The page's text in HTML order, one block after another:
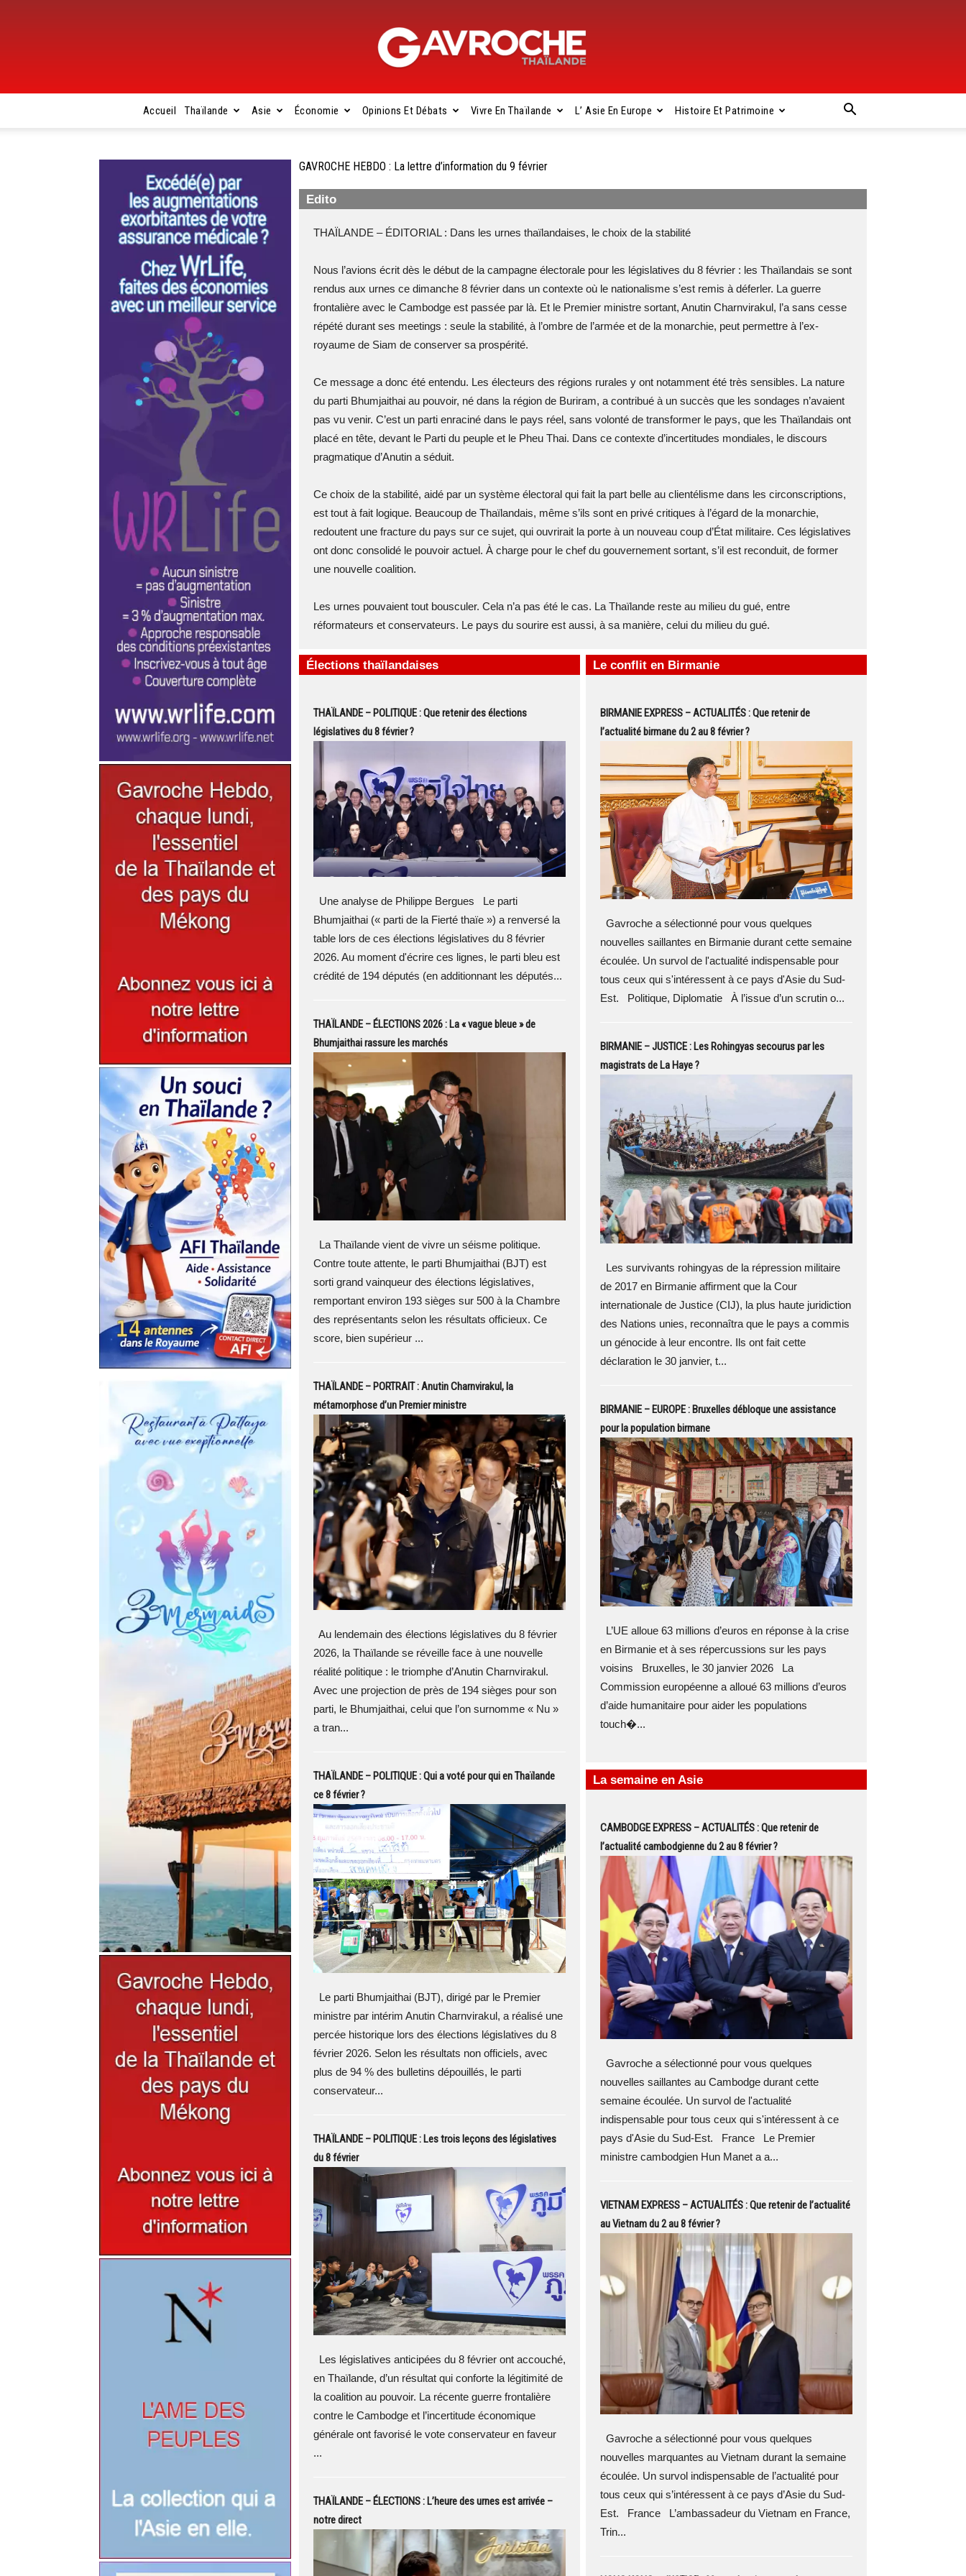
Gavroche
Thaïlande
Accueil Thaïlande Asie Économie Opinions Et Débats Vivre En Thaïlande L’ Asie En Europe Histoire Et Patrimoine
GAVROCHE HEBDO : La lettre d’information du 9 février
Edito
THAÏLANDE – ÉDITORIAL : Dans les urnes thaïlandaises, le choix de la stabilité
Nous l’avions écrit dès le début de la campagne électorale pour les législatives du 8 février : les Thaïlandais se sont
rendus aux urnes ce dimanche 8 février dans un contexte où le nationalisme s’est remis à déferler. La guerre
frontalière avec le Cambodge est passée par là. Et le Premier ministre sortant, Anutin Charnvirakul, l’a sans cesse
répété durant ses meetings : seule la stabilité, à l’ombre de l’armée et de la monarchie, peut permettre à l’ex-
royaume de Siam de conserver sa prospérité.
Ce message a donc été entendu. Les électeurs des régions rurales y ont notamment été très sensibles. La nature
du parti Bhumjaithai au pouvoir, né dans la région de Buriram, a contribué à un succès que les sondages n’avaient
pas vu venir. C’est un parti enraciné dans le pays réel, sans volonté de transformer le pays, que les Thaïlandais ont
placé en tête, devant le Parti du peuple et le Pheu Thai. Dans ce contexte d’incertitudes mondiales, le discours
pragmatique d’Anutin a séduit.
Ce choix de la stabilité, aidé par un système électoral qui fait la part belle au clientélisme dans les circonscriptions,
est tout à fait logique. Beaucoup de Thaïlandais, même s’ils sont en privé critiques à l’égard de la monarchie,
redoutent une fracture du pays sur ce sujet, qui ouvrirait la porte à un nouveau coup d’État militaire. Ces législatives
ont donc consolidé le pouvoir actuel. À charge pour le chef du gouvernement sortant, s’il est reconduit, de former
une nouvelle coalition.
Les urnes pouvaient tout bousculer. Cela n’a pas été le cas. La Thaïlande reste au milieu du gué, entre
réformateurs et conservateurs. Le pays du sourire est aussi, à sa manière, celui du milieu du gué.
Élections thaïlandaises
THAÏLANDE – POLITIQUE : Que retenir des élections
législatives du 8 février ?
Une analyse de Philippe Bergues Le parti
Bhumjaithai (« parti de la Fierté thaïe ») a renversé la
table lors de ces élections législatives du 8 février
2026. Au moment d'écrire ces lignes, le parti bleu est
crédité de 194 députés (en additionnant les députés...
THAÏLANDE – ÉLECTIONS 2026 : La « vague bleue » de
Bhumjaithai rassure les marchés
La Thaïlande vient de vivre un séisme politique.
Contre toute attente, le parti Bhumjaithai (BJT) est
sorti grand vainqueur des élections législatives,
remportant environ 193 sièges sur 500 à la Chambre
des représentants selon les résultats officieux. Ce
score, bien supérieur ...
THAÏLANDE – PORTRAIT : Anutin Charnvirakul, la
métamorphose d’un Premier ministre
Au lendemain des élections législatives du 8 février
2026, la Thaïlande se réveille face à une nouvelle
réalité politique : le triomphe d’Anutin Charnvirakul.
Avec une projection de près de 194 sièges pour son
parti, le Bhumjaithai, celui que l’on surnomme « Nu »
a tran...
THAÏLANDE – POLITIQUE : Qui a voté pour qui en Thaïlande
ce 8 février ?
Le parti Bhumjaithai (BJT), dirigé par le Premier
ministre par intérim Anutin Charnvirakul, a réalisé une
percée historique lors des élections législatives du 8
février 2026. Selon les résultats non officiels, avec
plus de 94 % des bulletins dépouillés, le parti
conservateur...
THAÏLANDE – POLITIQUE : Les trois leçons des législatives
du 8 février
Les législatives anticipées du 8 février ont accouché,
en Thaïlande, d’un résultat qui conforte la légitimité de
la coalition au pouvoir. La récente guerre frontalière
contre le Cambodge et l’incertitude économique
générale ont favorisé le vote conservateur en faveur
...
THAÏLANDE – ÉLECTIONS : L’heure des urnes est arrivée –
notre direct
Le conflit en Birmanie
BIRMANIE EXPRESS – ACTUALITÉS : Que retenir de
l’actualité birmane du 2 au 8 février ?
Gavroche a sélectionné pour vous quelques
nouvelles saillantes en Birmanie durant cette semaine
écoulée. Un survol de l'actualité indispensable pour
tous ceux qui s'intéressent à ce pays d'Asie du Sud-
Est. Politique, Diplomatie À l’issue d’un scrutin o...
BIRMANIE – JUSTICE : Les Rohingyas secourus par les
magistrats de La Haye ?
Les survivants rohingyas de la répression militaire
de 2017 en Birmanie affirment que la Cour
internationale de Justice (CIJ), la plus haute juridiction
des Nations unies, reconnaîtra que le pays a commis
un génocide à leur encontre. Ils ont fait cette
déclaration le 30 janvier, t...
BIRMANIE – EUROPE : Bruxelles débloque une assistance
pour la population birmane
L’UE alloue 63 millions d’euros en réponse à la crise
en Birmanie et à ses répercussions sur les pays
voisins Bruxelles, le 30 janvier 2026 La
Commission européenne a alloué 63 millions d’euros
d’aide humanitaire pour aider les populations
touch�...
La semaine en Asie
CAMBODGE EXPRESS – ACTUALITÉS : Que retenir de
l’actualité cambodgienne du 2 au 8 février ?
Gavroche a sélectionné pour vous quelques
nouvelles saillantes au Cambodge durant cette
semaine écoulée. Un survol de l'actualité
indispensable pour tous ceux qui s'intéressent à ce
pays d'Asie du Sud-Est. France Le Premier
ministre cambodgien Hun Manet a a...
VIETNAM EXPRESS – ACTUALITÉS : Que retenir de l’actualité
au Vietnam du 2 au 8 février ?
Gavroche a sélectionné pour vous quelques
nouvelles marquantes au Vietnam durant la semaine
écoulée. Un survol indispensable de l’actualité pour
tous ceux qui s’intéressent à ce pays d’Asie du Sud-
Est. France L’ambassadeur du Vietnam en France,
Trin...